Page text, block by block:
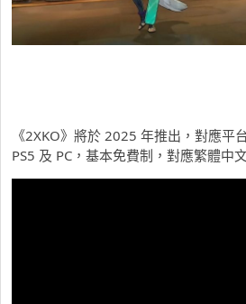
《2XKO》將於 2025 年推出，對應平
PS5 及 PC，基本免費制，對應繁體中